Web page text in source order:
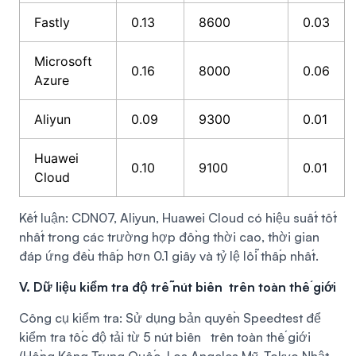
Fastly 0.13 8600 0.03
Microsoft
Azure
0.16 8000 0.06
Aliyun 0.09 9300 0.01
Huawei
Cloud
0.10 9100 0.01
Kết luận: CDN07, Aliyun, Huawei Cloud có hiệu suất tốt
nhất trong các trường hợp đồng thời cao, thời gian
đáp ứng đều thấp hơn 0.1 giây và tỷ lệ lỗi thấp nhất.
V. Dữ liệu kiểm tra độ trễ nút biên trên toàn thế giới
Công cụ kiểm tra: Sử dụng bản quyền Speedtest để
kiểm tra tốc độ tải từ 5 nút biên trên toàn thế giới